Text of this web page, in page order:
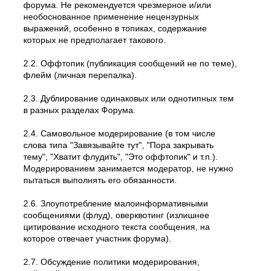
форума. Не рекомендуется чрезмерное и/или
необоснованное применение нецензурных
выражений, особенно в топиках, содержание
которых не предполагает такового.
2.2. Оффтопик (публикация сообщений не по теме),
флейм (личная перепалка).
2.3. Дублирование одинаковых или однотипных тем
в разных разделах Форума.
2.4. Самовольное модеpиpование (в том числе
слова типа "Завязывайте тут", "Пора закрывать
тему", "Хватит флудить", "Это оффтопик" и т.п.).
Модерированием занимается модератор, не нужно
пытаться выполнять его обязанности.
2.6. Злоупотребление малоинформативными
сообщениями (флуд), оверквотинг (излишнее
цитирование исходного текста сообщения, на
которое отвечает участник форума).
2.7. Обсуждение политики модерирования,